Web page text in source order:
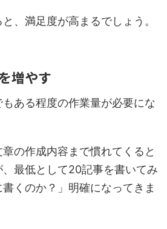
、満足度が高まるでしょう。
増やす
ある程度の作業量が必要にな
の作成内容まで慣れてくると
最低として20記事を書いてみ
くのか？」明確になってきま